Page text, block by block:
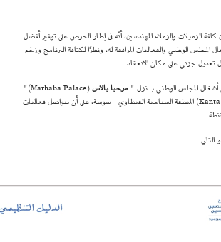
كافة الزميلات والزملاء المهندسين، أنّه في إطار الحرص على توفير أفضل
المجلس الوطني والفعاليات المرافقة له، ونظرًا لكثافة البرنامج وزخم
تعديل جزئي على مكان الانعقاد.
أشغال المجلس الوطني بـنزل " مرحبا بالاس
(Marhaba Palace)"
القنطاوي (قبالة نزل "قنطة" Kanta) المنطقة السياحية القنطاوي - سوسة، على أن تتواصل فعاليات